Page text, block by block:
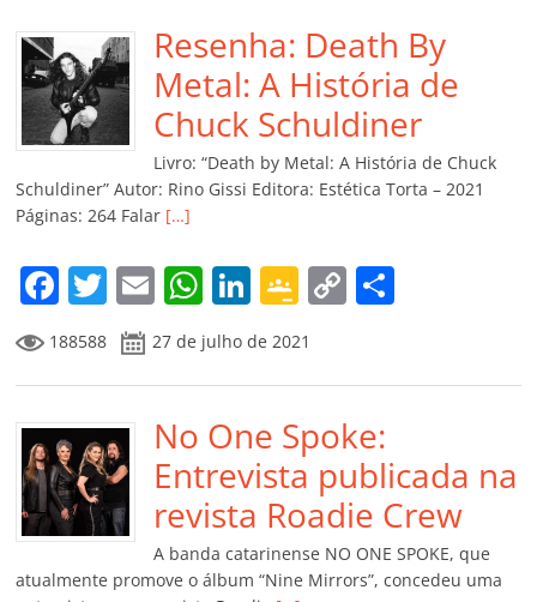
b
o
o
k
A
p
p
dI
n
e
Cl
a
ss
ro
m
Li
n
k
ar
til
h
ar
Resenha: Death By
Metal: A História de
Chuck Schuldiner
Livro: “Death by Metal: A História de Chuck
Schuldiner” Autor: Rino Gissi Editora: Estética Torta – 2021
Páginas: 264 Falar […]
F
a
c
e
b
o
o
k
T
w
itt
er
E
m
ai
l
W
h
at
s
A
p
p
Li
n
k
e
dI
n
G
o
o
gl
e
Cl
a
ss
ro
C
y
Li
n
k
p
til
h
ar
188588 27 de julho de 2021
No One Spoke:
Entrevista publicada na
revista Roadie Crew
A banda catarinense NO ONE SPOKE, que
atualmente promove o álbum “Nine Mirrors”, concedeu uma